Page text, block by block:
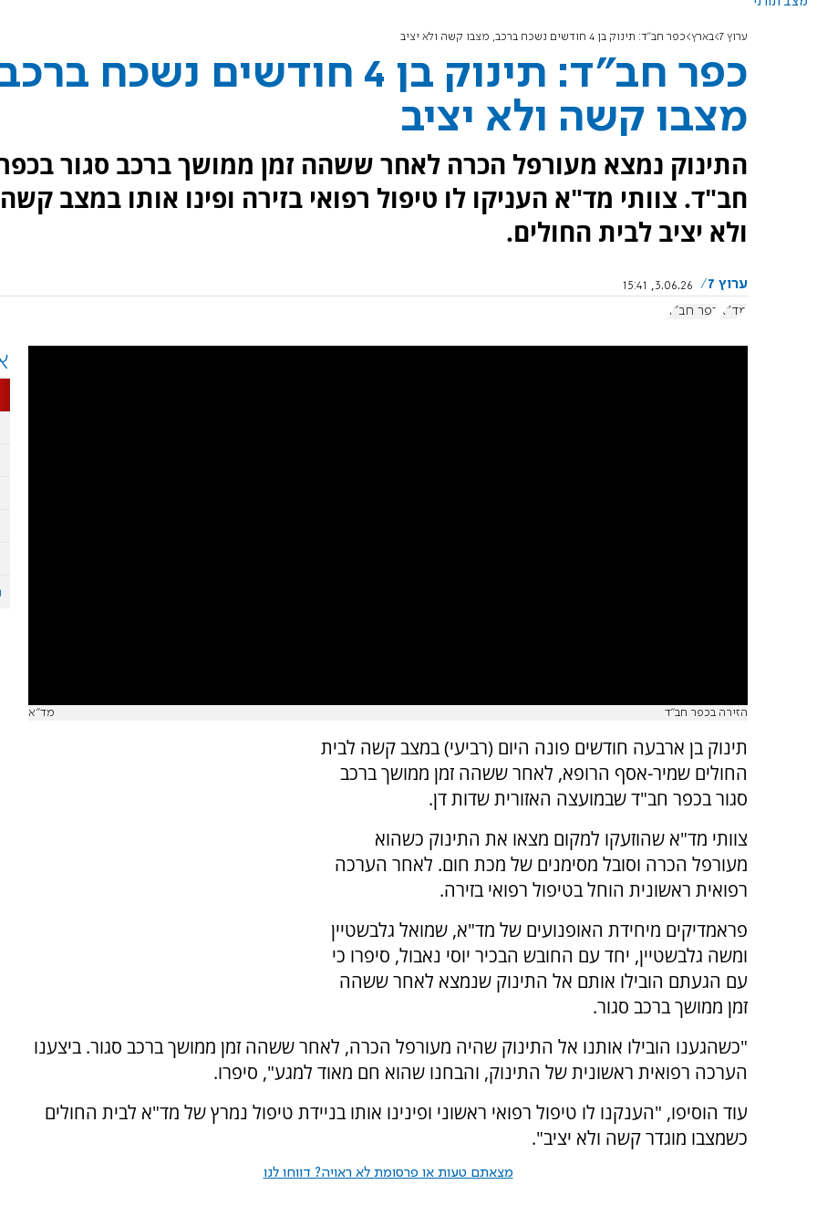
ערוץ 7 בארץ כפר חב"ד: תינוק בן 4 חודשים נשכח ברכב, מצבו קשה ולא יציב
כפר חב"ד: תינוק בן 4 חודשים נשכח
מצבו קשה ולא יציב
התינוק נמצא מעורפל הכרה לאחר ששהה זמן ממושך ברכב סגור
חב"ד. צוותי מד"א העניקו לו טיפול רפואי בזירה ופינו אותו במצב קשה
ולא יציב לבית החולים.
ערוץ 7
3.06.26, 15:41
מד"א כפר חב"ד
הזירה בכפר חב"ד מד"א
תינוק בן ארבעה חודשים פונה היום (רביעי) במצב קשה לבית
החולים שמיר-אסף הרופא, לאחר ששהה זמן ממושך ברכב
סגור בכפר חב"ד שבמועצה האזורית שדות דן.
צוותי מד"א שהוזעקו למקום מצאו את התינוק כשהוא
מעורפל הכרה וסובל מסימנים של מכת חום. לאחר הערכה
רפואית ראשונית הוחל בטיפול רפואי בזירה.
פראמדיקים מיחידת האופנועים של מד"א, שמואל גלבשטיין
ומשה גלבשטיין, יחד עם החובש הבכיר יוסי נאבול, סיפרו כי
עם הגעתם הובילו אותם אל התינוק שנמצא לאחר ששהה
זמן ממושך ברכב סגור.
"כשהגענו הובילו אותנו אל התינוק שהיה מעורפל הכרה, לאחר ששהה זמן ממושך ברכב סגור. ביצענו
הערכה רפואית ראשונית של התינוק, והבחנו שהוא חם מאוד למגע", סיפרו.
עוד הוסיפו, "הענקנו לו טיפול רפואי ראשוני ופינינו אותו בניידת טיפול נמרץ של מד"א לבית החולים
כשמצבו מוגדר קשה ולא יציב".
מצאתם טעות או פרסומת לא ראויה? דווחו לנו